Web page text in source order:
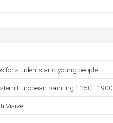
for students and young people
European painting 1250–1900
Visive